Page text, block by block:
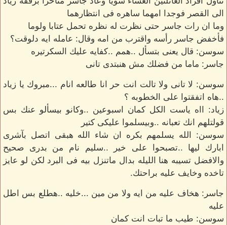
الى القصر فوجدا امهما ساهره فى انتظارهما
وما ان رات جاسر حتى نظرت له نظره تحمل عتابا ولوما
فأخفض جاسر رأسه واقترب من امه وقال: عامله ايه دلوقت؟
سوسن: قال يعنى بتسأل ..همم ..كفايه عليك السكرتيره
جاسر: ماما من فضلك مش هنبتدى تانى
سوسن: لا تانى ولا تالت انت حر انا طالعه انام ...مبروك يا زياد
..هاه اتفقتوا على الخطوبه ؟
زياد: ااه ياست الكل كمان اسبوعين ..وكانو بيسألو عنك بس
قولتلهم انك تعبانه ..وبيسلموا عليكى كتير
سوسن: الله يسلمهم بكره ان شاء الله هبقى اتصل بآشرى
ابارك ليها ..تصبحوا على خير ..سليم نام من بدرى صحيح
والافضل تسيبه هنا الليله بدال ماتنزل بيه فى البرد لكن لو عايز
تاخده وخايف عليه براحتك.
جاسر: هخاف عليه من ايه ولا من مين ...خليه ..هطلع بس اطل
عليه
سوسن: طيب ما تبات انت كمان